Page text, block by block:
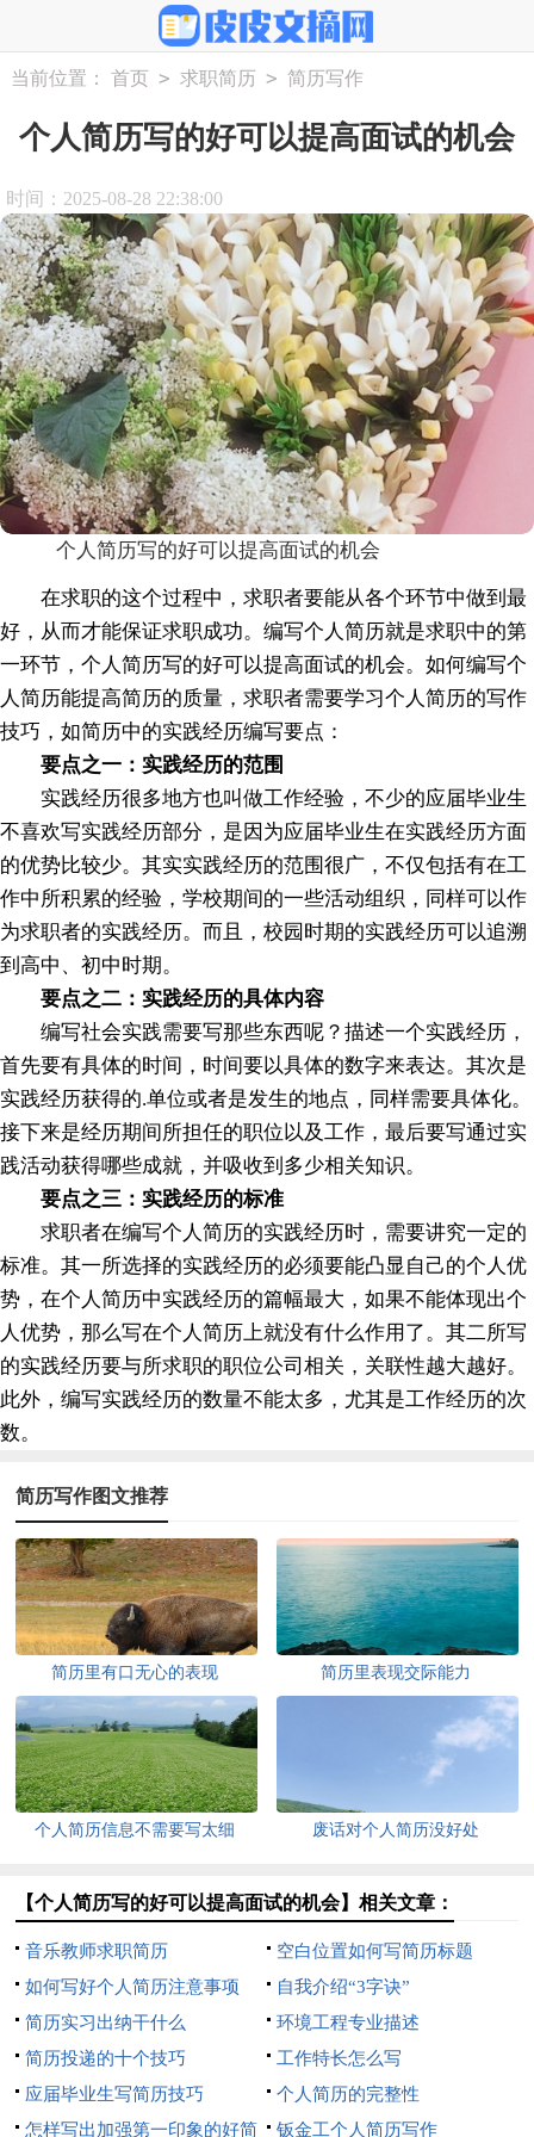
当前位置： 首页 > 求职简历 > 简历写作
个人简历写的好可以提高面试的机会
时间：2025-08-28 22:38:00
个人简历写的好可以提高面试的机会
在求职的这个过程中，求职者要能从各个环节中做到最
好，从而才能保证求职成功。编写个人简历就是求职中的第
一环节，个人简历写的好可以提高面试的机会。如何编写个
人简历能提高简历的质量，求职者需要学习个人简历的写作
技巧，如简历中的实践经历编写要点：
要点之一：实践经历的范围
实践经历很多地方也叫做工作经验，不少的应届毕业生
不喜欢写实践经历部分，是因为应届毕业生在实践经历方面
的优势比较少。其实实践经历的范围很广，不仅包括有在工
作中所积累的经验，学校期间的一些活动组织，同样可以作
为求职者的实践经历。而且，校园时期的实践经历可以追溯
到高中、初中时期。
要点之二：实践经历的具体内容
编写社会实践需要写那些东西呢？描述一个实践经历，
首先要有具体的时间，时间要以具体的数字来表达。其次是
实践经历获得的.单位或者是发生的地点，同样需要具体化。
接下来是经历期间所担任的职位以及工作，最后要写通过实
践活动获得哪些成就，并吸收到多少相关知识。
要点之三：实践经历的标准
求职者在编写个人简历的实践经历时，需要讲究一定的
标准。其一所选择的实践经历的必须要能凸显自己的个人优
势，在个人简历中实践经历的篇幅最大，如果不能体现出个
人优势，那么写在个人简历上就没有什么作用了。其二所写
的实践经历要与所求职的职位公司相关，关联性越大越好。
此外，编写实践经历的数量不能太多，尤其是工作经历的次
数。
简历写作图文推荐
简历里有口无心的表现 简历里表现交际能力
个人简历信息不需要写太细 废话对个人简历没好处
【个人简历写的好可以提高面试的机会】相关文章：
音乐教师求职简历
空白位置如何写简历标题
如何写好个人简历注意事项
自我介绍“3字诀”
简历实习出纳干什么
环境工程专业描述
简历投递的十个技巧
工作特长怎么写
应届毕业生写简历技巧
个人简历的完整性
怎样写出加强第一印象的好简
钣金工个人简历写作